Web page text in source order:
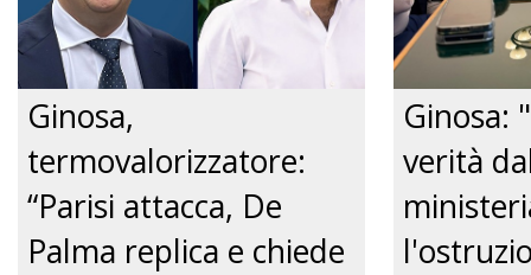
Ginosa,
termovalorizzatore:
“Parisi attacca, De
Palma replica e chiede
Ginosa:
verità